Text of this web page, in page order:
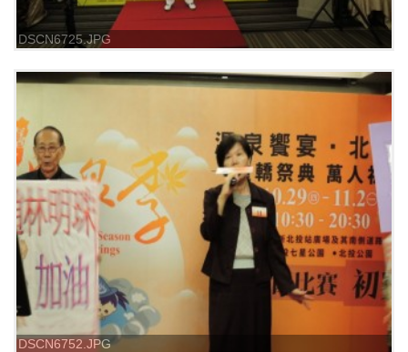
DSCN6725.JPG
DSCN6752.JPG